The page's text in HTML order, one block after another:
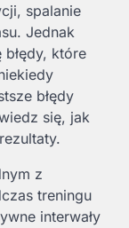
spalanie
Jednak
które
błędy
się, jak
z
treningu
interwały